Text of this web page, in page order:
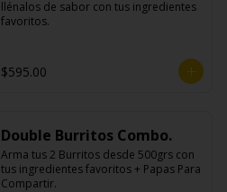
llénalos de sabor con tus ingredientes
favoritos.
$595.00
Double Burritos Combo.
Arma tus 2 Burritos desde 500grs con
tus ingredientes favoritos + Papas Para
Compartir.